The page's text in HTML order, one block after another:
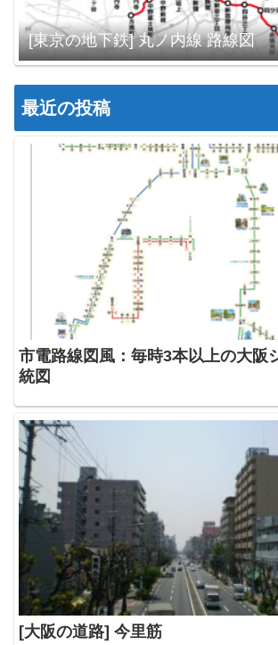
[東京の地下鉄] 丸ノ内線 路線図
最近の投稿
市電路線図風：毎時3本以上の大阪
統図
[大阪の道路] 今里筋